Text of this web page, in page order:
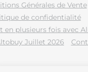
Générales de Vente
de confidentialité
en plusieurs fois avec
Juillet 2026